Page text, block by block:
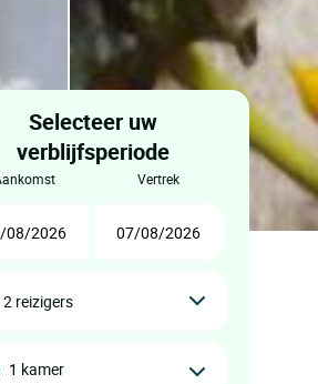
Selecteer uw
verblijfsperiode
aankomst vertrek
2 reizigers
1 kamer